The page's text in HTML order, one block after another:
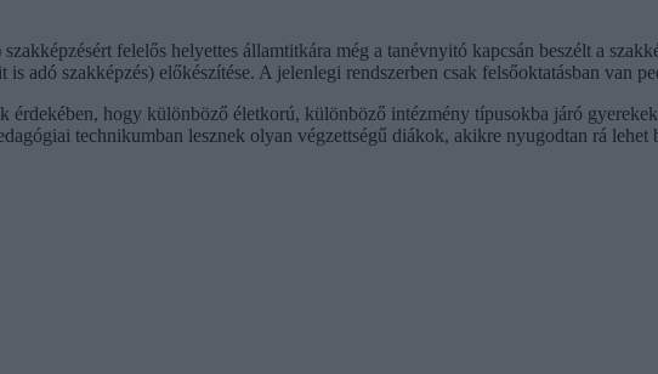
felelős helyettes államtitkára még a tanévnyitó kapcsán beszélt a
adó szakképzés) előkészítése. A jelenlegi rendszerben csak felsőoktatásban van
érdekében, hogy különböző életkorú, különböző intézmény típusokba járó
technikumban lesznek olyan végzettségű diákok, akikre nyugodtan rá lehet